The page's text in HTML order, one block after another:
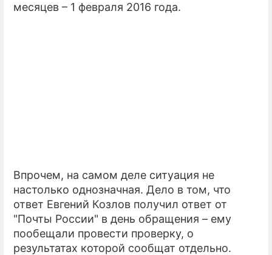
месяцев – 1 февраля 2016 года.
Впрочем, на самом деле ситуация не
настолько однозначная. Дело в том, что
ответ Евгений Козлов получил ответ от
"Почты России" в день обращения – ему
пообещали провести проверку, о
результатах которой сообщат отдельно.